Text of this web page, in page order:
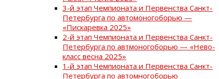
3-й этап Чемпионата и Первенства Санкт-
Петербурга по автомоногоборью —
«Пискаревка 2025»
2-й этап Чемпионата и Первенства Санкт-
Петербурга по автмоногоборью — «Нево-
класс весна 2025»
1-й этап Чемпионата и Первенства Санкт-
Петербурга по автомногоборью